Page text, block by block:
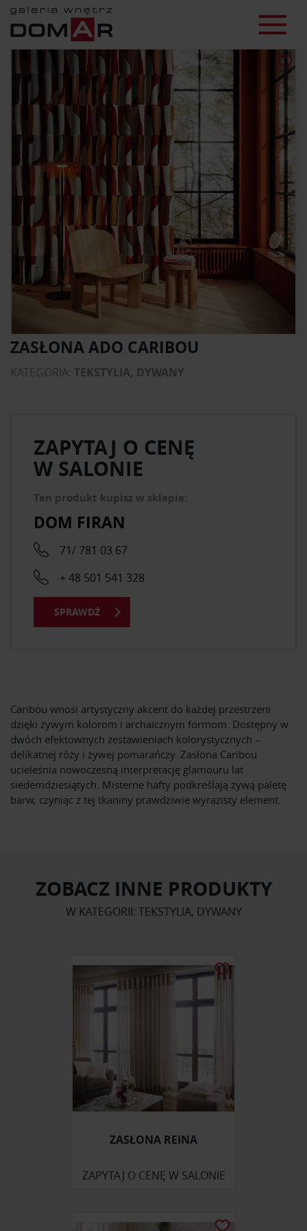
ZASŁONA ADO CARIBOU
KATEGORIA: TEKSTYLIA, DYWANY
Caribou wnosi artystyczny akcent do każdej przestrzeni
dzięki żywym kolorom i archaicznym formom. Dostępny w
dwóch efektownych zestawieniach kolorystycznych –
delikatnej róży i żywej pomarańczy. Zasłona Caribou
ucieleśnia nowoczesną interpretację glamouru lat
siedemdziesiątych. Misterne hafty podkreślają żywą paletę
barw, czyniąc z tej tkaniny prawdziwie wyrazisty element.
ZAPYTAJ O CENĘ
W SALONIE
Ten produkt kupisz w sklepie:
DOM FIRAN
71/ 781 03 67
+ 48 501 541 328
SPRAWDŹ
ZOBACZ INNE PRODUKTY
W KATEGORII: TEKSTYLIA, DYWANY
ZASŁONA REINA
ZAPYTAJ O CENĘ W SALONIE